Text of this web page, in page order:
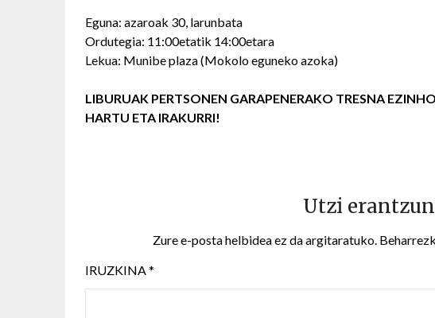
Eguna: azaroak 30, larunbata
Ordutegia: 11:00etatik 14:00etara
Lekua: Munibe plaza (Mokolo eguneko azoka)
LIBURUAK PERTSONEN GARAPENERAKO TRESNA
HARTU ETA IRAKURRI!
Utzi
Zure e-posta helbidea ez da argitaratuko.
IRUZKINA *